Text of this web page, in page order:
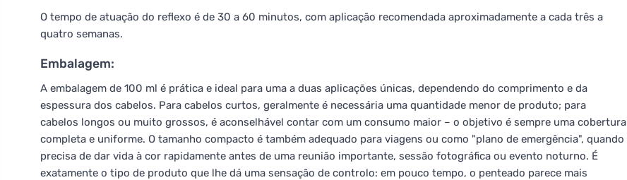
O tempo de atuação do reflexo é de 30 a 60 minutos, com aplicação recomendada aproximadamente a cada três a
quatro semanas.
Embalagem:
A embalagem de 100 ml é prática e ideal para uma a duas aplicações únicas, dependendo do comprimento e da
espessura dos cabelos. Para cabelos curtos, geralmente é necessária uma quantidade menor de produto; para
cabelos longos ou muito grossos, é aconselhável contar com um consumo maior – o objetivo é sempre uma cobertura
completa e uniforme. O tamanho compacto é também adequado para viagens ou como "plano de emergência", quando
precisa de dar vida à cor rapidamente antes de uma reunião importante, sessão fotográfica ou evento noturno. É
exatamente o tipo de produto que lhe dá uma sensação de controlo: em pouco tempo, o penteado parece mais